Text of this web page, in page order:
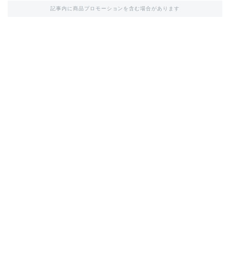
記事内に商品プロモーションを含む場合があります